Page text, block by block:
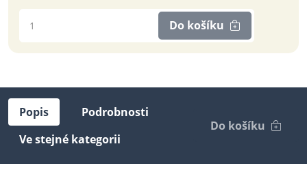
Do košíku
Popis
Podrobnosti
Ve stejné kategorii
Do košíku